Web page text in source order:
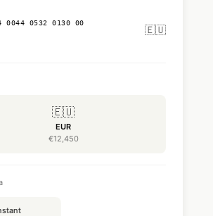
0044 0532 0130 00
🇪🇺
🇪🇺
EUR
€12,450